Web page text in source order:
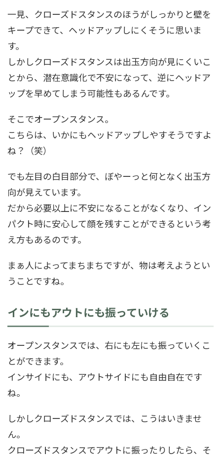
一見、クローズドスタンスのほうがしっかりと壁を
キープできて、ヘッドアップしにくそうに思いま
す。
しかしクローズドスタンスは出玉方向が見にくいこ
とから、潜在意識化で不安になって、逆にヘッドア
ップを早めてしまう可能性もあるんです。
そこでオープンスタンス。
こちらは、いかにもヘッドアップしやすそうですよ
ね？（笑）
でも左目の白目部分で、ぼやーっと何となく出玉方
向が見えています。
だから必要以上に不安になることがなくなり、イン
パクト時に安心して顔を残すことができるという考
え方もあるのです。
まぁ人によってまちまちですが、物は考えようとい
うことですね。
インにもアウトにも振っていける
オープンスタンスでは、右にも左にも振っていくこ
とができます。
インサイドにも、アウトサイドにも自由自在です
ね。
しかしクローズドスタンスでは、こうはいきませ
ん。
クローズドスタンスでアウトに振ったりしたら、そ